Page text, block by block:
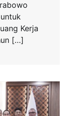
Kerja
[…]